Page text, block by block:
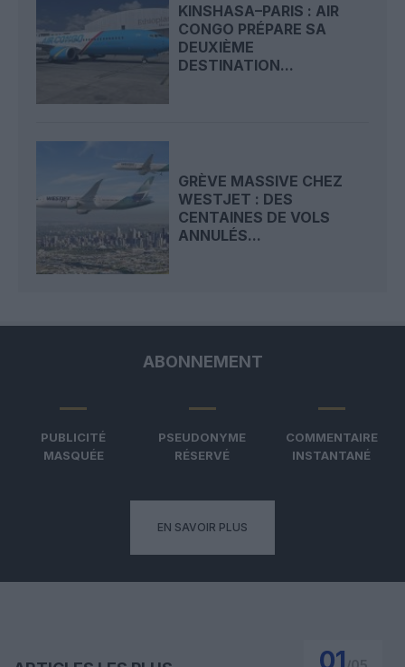
KINSHASA–PARIS : AIR
CONGO PRÉPARE SA
DEUXIÈME
DESTINATION...
GRÈVE MASSIVE CHEZ
WESTJET : DES
CENTAINES DE VOLS
ANNULÉS...
ABONNEMENT
PUBLICITÉ
MASQUÉE
PSEUDONYME
RÉSERVÉ
COMMENTAIRE
INSTANTANÉ
EN SAVOIR PLUS
01